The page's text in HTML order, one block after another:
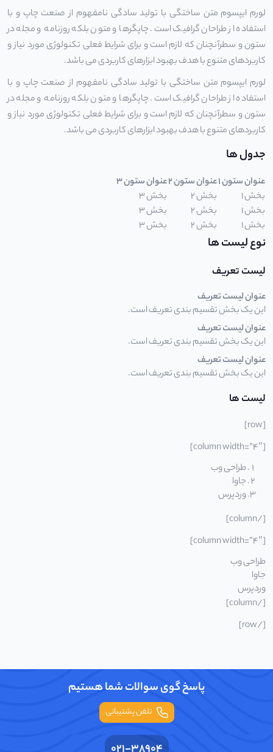
لورم ایپسوم متن ساختگی با تولید سادگی نامفهوم از صنعت چاپ و با
استفاده از طراحان گرافیک است. چاپگرها و متون بلکه روزنامه و مجله در
ستون و سطرآنچنان که لازم است و برای شرایط فعلی تکنولوژی مورد نیاز و
کاربردهای متنوع با هدف بهبود ابزارهای کاربردی می باشد.
لورم ایپسوم متن ساختگی با تولید سادگی نامفهوم از صنعت چاپ و با
استفاده از طراحان گرافیک است. چاپگرها و متون بلکه روزنامه و مجله در
ستون و سطرآنچنان که لازم است و برای شرایط فعلی تکنولوژی مورد نیاز و
کاربردهای متنوع با هدف بهبود ابزارهای کاربردی می باشد.
جدول ها
عنوان ستون 1 عنوان ستون 2 عنوان ستون 3
بخش 1
بخش 2
بخش 3
بخش 1
بخش 2
بخش 3
بخش 1
بخش 2 بخش 3
نوع لیست ها
لیست تعریف
عنوان لیست تعریف
این یک بخش تقسیم بندی تعریف است.
عنوان لیست تعریف
این یک بخش تقسیم بندی تعریف است.
عنوان لیست تعریف
این یک بخش تقسیم بندی تعریف است.
لیست ها
[row]
[column width=”4″]
طراحی وب
جاوا
وردپرس
[/column]
[column width=”4″]
طراحی وب
جاوا
وردپرس
[/column]
[/row]
پاسخ گوی سوالات شما هستیم
تلفن پشتیبانی